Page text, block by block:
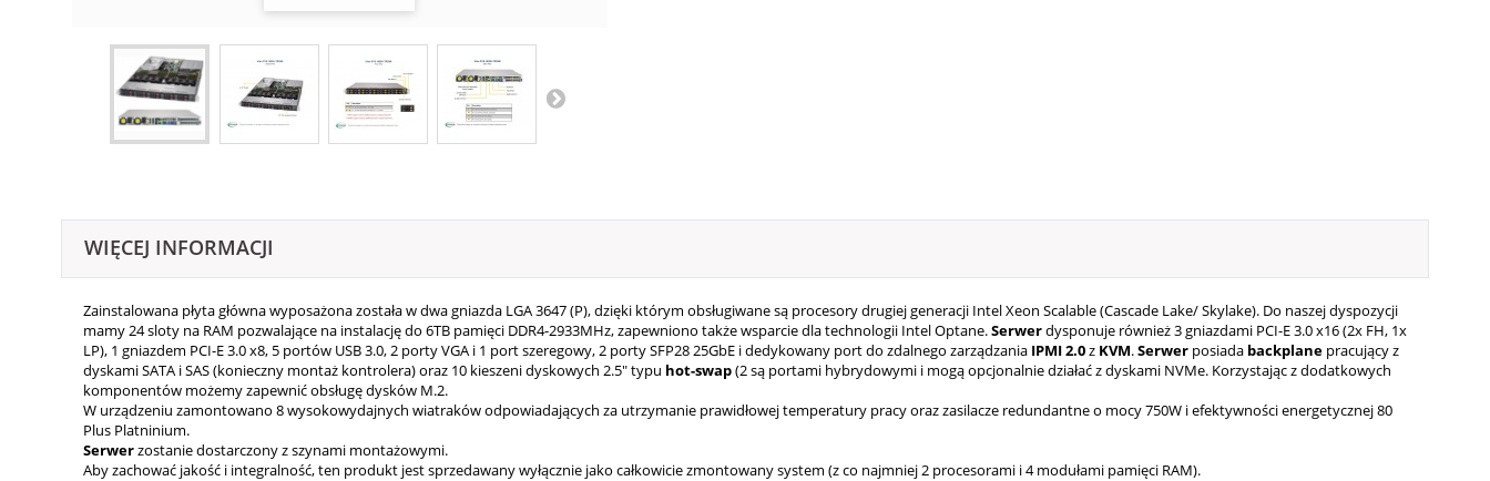
WIĘCEJ INFORMACJI
Zainstalowana płyta główna wyposażona została w dwa gniazda LGA 3647 (P), dzięki którym obsługiwane są procesory drugiej generacji Intel Xeon Scalable (Cascade Lake/ Skylake). Do naszej dyspozycji
mamy 24 sloty na RAM pozwalające na instalację do 6TB pamięci DDR4-2933MHz, zapewniono także wsparcie dla technologii Intel Optane.Serwerdysponuje również 3 gniazdami PCI-E 3.0 x16 (2x FH, 1x
LP), 1 gniazdem PCI-E 3.0 x8, 5 portów USB 3.0, 2 porty VGA i 1 port szeregowy, 2 porty SFP28 25GbE i dedykowany port do zdalnego zarządzania IPMI 2.0z KVM.Serwer posiada backplane pracujący z
dyskami SATA i SAS (konieczny montaż kontrolera) oraz 10 kieszeni dyskowych 2.5" typu hot-swap(2 są portami hybrydowymi i mogą opcjonalnie działać z dyskami NVMe. Korzystając z dodatkowych
komponentów możemy zapewnić obsługę dysków M.2.
W urządzeniu zamontowano 8 wysokowydajnych wiatraków odpowiadających za utrzymanie prawidłowej temperatury pracy oraz zasilacze redundantne o mocy 750W i efektywności energetycznej 80
Plus Platninium.
Serwerzostanie dostarczony z szynami montażowymi.
Aby zachować jakość i integralność, ten produkt jest sprzedawany wyłącznie jako całkowicie zmontowany system (z co najmniej 2 procesorami i 4 modułami pamięci RAM).